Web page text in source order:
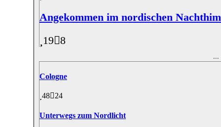
Angekommen im nordischen
19 8
Cologne
48 24
Unterwegs zum Nordlicht